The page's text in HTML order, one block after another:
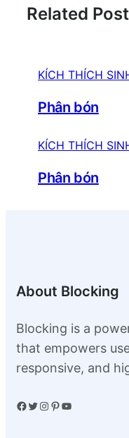
Related
KÍCH THÍCH
Phân bón
KÍCH THÍCH
Phân bón
About Blocking
Blocking is a
that empowers
responsive, and
Facebook Twitter Instagram Pinterest YouTube